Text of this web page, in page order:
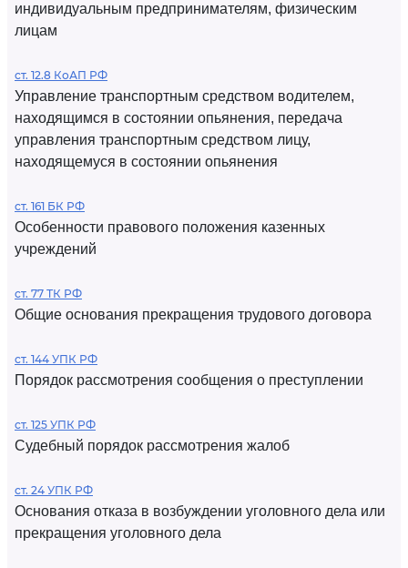
индивидуальным предпринимателям, физическим
лицам
ст. 12.8 КоАП РФ
Управление транспортным средством водителем,
находящимся в состоянии опьянения, передача
управления транспортным средством лицу,
находящемуся в состоянии опьянения
ст. 161 БК РФ
Особенности правового положения казенных
учреждений
ст. 77 ТК РФ
Общие основания прекращения трудового договора
ст. 144 УПК РФ
Порядок рассмотрения сообщения о преступлении
ст. 125 УПК РФ
Судебный порядок рассмотрения жалоб
ст. 24 УПК РФ
Основания отказа в возбуждении уголовного дела или
прекращения уголовного дела